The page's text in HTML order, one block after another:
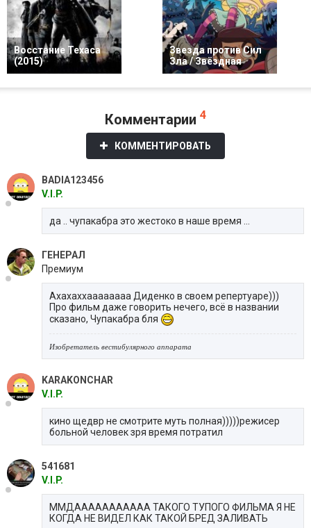
Восстание Техаса
(2015)
Звезда против Сил
Зла / Звёздная
Комментарии 4
КОММЕНТИРОВАТЬ
BADIA123456
V.I.P.
да .. чупакабра это жестоко в наше время ...
ГЕНЕРАЛ
Премиум
Ахахаххаааааааа Диденко в своем репертуаре)))
Про фильм даже говорить нечего, всё в названии
сказано, Чупакабра бля
Изобретатель вестибулярного аппарата
KARAKONCHAR
V.I.P.
кино щедвр не смотрите муть полная)))))режисер
больной человек зря время потратил
541681
V.I.P.
ММДААААААААААА ТАКОГО ТУПОГО ФИЛЬМА Я НЕ
КОГДА НЕ ВИДЕЛ КАК ТАКОЙ БРЕД ЗАЛИВАТЬ